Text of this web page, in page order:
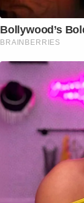
Bollywood’s
BRAINBERRIES